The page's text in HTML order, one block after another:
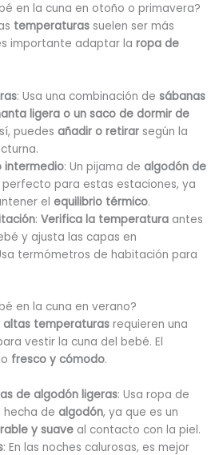
en la cuna en otoño o primavera?
temperaturas suelen ser más
importante adaptar la ropa de
: Usa una combinación desábanas
ligera o un saco de dormir de
puedes añadir o retirar según la
intermedio: Un pijama dealgodón de
perfecto para estas estaciones, ya
el equilibrio térmico.
:Verifica la temperatura antes
y ajusta las capas en
termómetros de habitación para
en la cuna en verano?
altas temperaturas requieren una
vestir la cuna del bebé. El
fresco y cómodo.
de algodón ligeras: Usa ropa de
hecha dealgodón, ya que es un
y suave al contacto con la piel.
: En las noches calurosas, es mejor